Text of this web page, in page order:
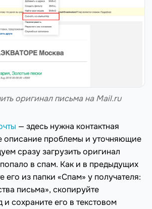
оригинал письма на Mail.ru
— здесь нужна контактная
описание проблемы и уточняющие
сразу загрузить оригинал
в спам. Как и в предыдущих
его из папки «Спам» у получателя:
письма», скопируйте
сохраните его в текстовом